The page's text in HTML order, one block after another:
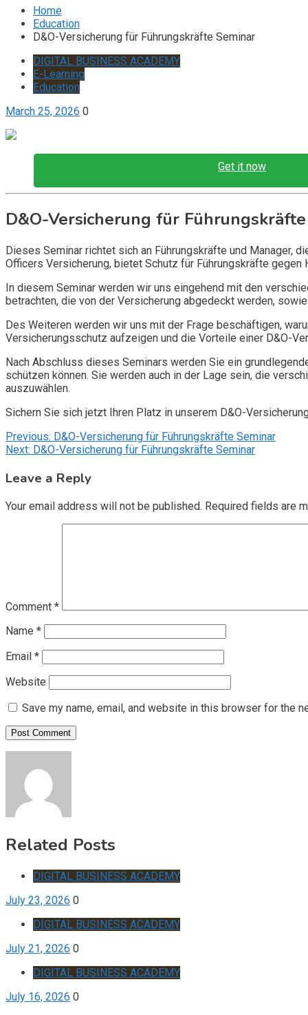
Home
Education
D&O-Versicherung für Führungskräfte Seminar
DIGITAL BUSINESS ACADEMY
E-Learning
Education
March 25, 2026 0
Get it now
D&O-Versicherung für
Dieses Seminar richtet sich an Führungskräfte und Manager,
Officers Versicherung, bietet Schutz für Führungskräfte
In diesem Seminar werden wir uns eingehend mit den
betrachten, die von der Versicherung abgedeckt werden,
Des Weiteren werden wir uns mit der Frage beschäftigen,
Versicherungsschutz aufzeigen und die Vorteile einer D&O-
Nach Abschluss dieses Seminars werden Sie ein
schützen können. Sie werden auch in der Lage sein, die
auszuwählen.
Sichern Sie sich jetzt Ihren Platz in unserem D&O-
Post
navigation
Previous: D&O-Versicherung für Führungskräfte Seminar
Next: D&O-Versicherung für Führungskräfte Seminar
Leave a Reply
Your email address will not be published. Required fields are
Comment *
Name *
Email *
Website
Save my name, email, and website in this browser for the
Related Posts
DIGITAL BUSINESS ACADEMY
July 23, 2026 0
DIGITAL BUSINESS ACADEMY
July 21, 2026 0
DIGITAL BUSINESS ACADEMY
July 16, 2026 0